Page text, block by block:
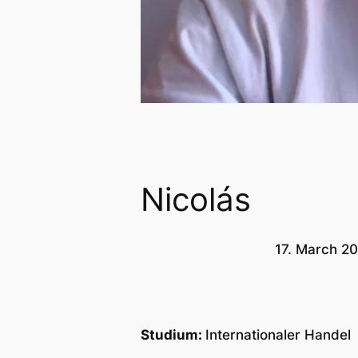
Nicolás
17. March
Studium: Internationaler Handel